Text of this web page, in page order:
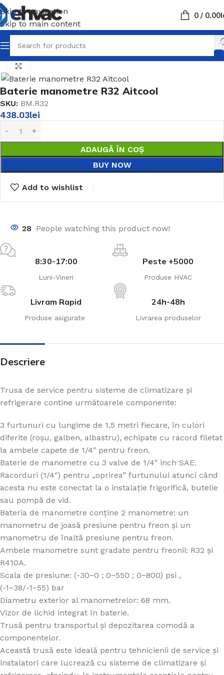
Skip to navigation
Skip to main content
0 / 0.00
Prima pagină Unelte Montaj AC
Baterie manometre R32 Aitcool
SKU: BM.R32
438.03lei
ADAUGĂ ÎN COȘ
BUY NOW
Add to wishlist
28 People watching this product now!
8:30-17:00
Luni-Vineri
Peste +5000
Produse HVAC
Livram Rapid
Produse asigurate
24h-48h
Livrarea produselor
Descriere
Trusa de service pentru sisteme de climatizare și
refrigerare contine următoarele componente:
3 furtunuri cu lungime de 1,5 metri fiecare, în culori
diferite (roșu, galben, albastru), echipate cu racord filetat
la ambele capete de 1/4″ pentru freon.
Baterie de manometre cu 3 valve de 1/4″ inch SAE.
Racorduri (1/4″) pentru „oprirea” furtunului atunci când
acesta nu este conectat la o instalație frigorifică, butelie
sau pompă de vid.
Bateria de manometre conține 2 manometre: un
manometru de joasă presiune pentru freon și un
manometru de înaltă presiune pentru freon.
Ambele manometre sunt gradate pentru freonii: R32 și
R410A.
Scala de presiune: (-30~0 ; 0~550 ; 0~800) psi ,
(-1~38/-1~55) bar
Diametru exterior al manometrelor: 68 mm.
Vizor de lichid integrat în baterie.
Trusă pentru transportul și depozitarea comodă a
componentelor.
Această trusă este ideală pentru tehnicienii de service și
instalatori care lucrează cu sisteme de climatizare și